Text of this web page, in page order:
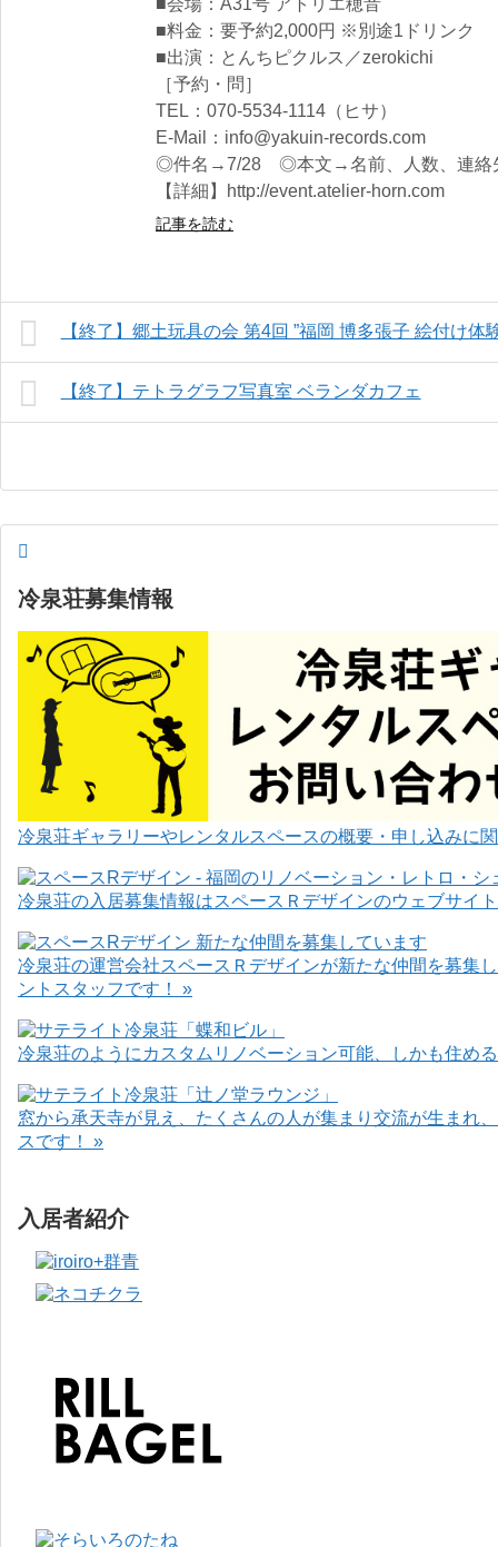
■会場：A31号 アトリエ穂音
■料金：要予約2,000円 ※別途1ドリンク
■出演：とんちピクルス／zerokichi
［予約・問］
TEL：070-5534-1114（ヒサ）
E-Mail：info@yakuin-records.com
◎件名→7/28 ◎本文→名前、人数、連絡
【詳細】http://event.atelier-horn.com
記事を読む
【終了】郷土玩具の会 第4回 ”福岡 博多張子 絵付け体
【終了】テトラグラフ写真室 ベランダカフェ
冷泉荘募集情報
冷泉荘ギャラリーやレンタルスペースの概要・申し込みに
冷泉荘の入居募集情報はスペースＲデザインのウェブサイ
冷泉荘の運営会社スペースＲデザインが新たな仲間を募集
ントスタッフです！ »
冷泉荘のようにカスタムリノベーション可能、しかも住め
窓から承天寺が見え、たくさんの人が集まり交流が生まれ
スです！ »
入居者紹介